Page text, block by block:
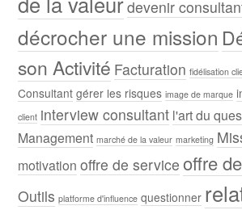
devenir
décrocher une mission
son Activité Facturation fidélisation
Consultant gérer les risques image de marque
client interview consultant l'art du
Management marché de la valeur marketing
motivation offre de service offre
Outils platforme d'influence questionner